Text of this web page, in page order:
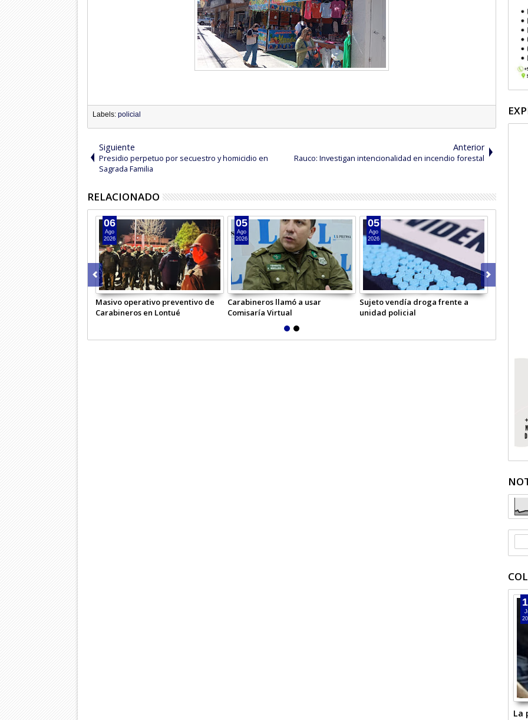
Labels: policial
Siguiente
Presidio perpetuo por secuestro y homicidio en
Sagrada Familia
Anterior
Rauco: Investigan intencionalidad en incendio forestal
RELACIONADO
Masivo operativo preventivo de
Carabineros en Lontué
06
Ago
2026
Carabineros llamó a usar
Comisaría Virtual
05
Ago
2026
Sujeto vendía droga frente a
unidad policial
05
Ago
2026
La